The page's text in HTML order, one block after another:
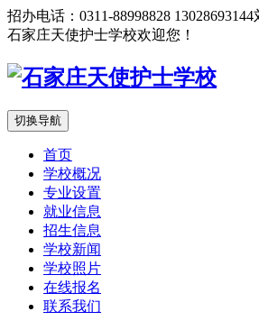
招办电话：0311-88998828 13028693144
石家庄天使护士学校欢迎您！
切换导航
首页
学校概况
专业设置
就业信息
招生信息
学校新闻
学校照片
在线报名
联系我们